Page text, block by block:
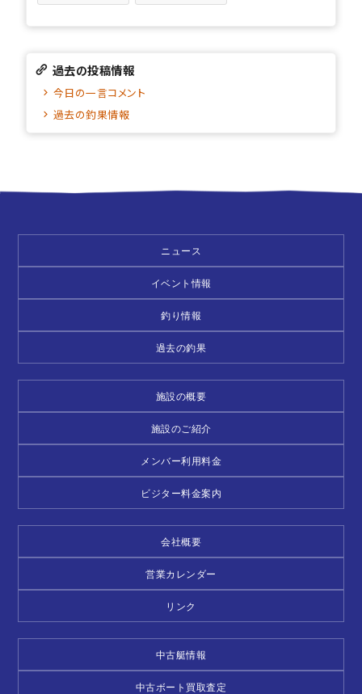
過去の投稿情報
今日の一言コメント
過去の釣果情報
ニュース
イベント情報
釣り情報
過去の釣果
施設の概要
施設のご紹介
メンバー利用料金
ビジター料金案内
会社概要
営業カレンダー
リンク
中古艇情報
中古ボート買取査定